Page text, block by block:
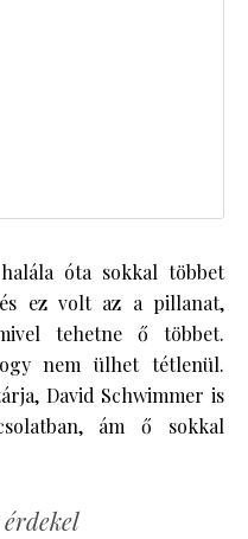
óta sokkal többet
ez volt az a pillanat,
tehetne ő többet.
nem ülhet tétlenül.
David Schwimmer is
ám ő sokkal
érdekel